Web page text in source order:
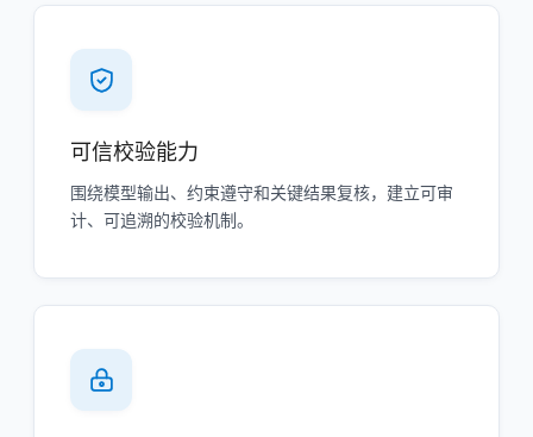
可信校验能力
围绕模型输出、约束遵守和关键结果复核，建立可审
计、可追溯的校验机制。